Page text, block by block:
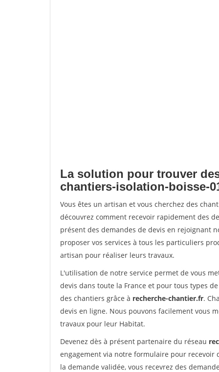
La solution pour trouver
chantiers-isolation-boisse-
Vous êtes un artisan et vous cherchez des
découvrez comment recevoir rapidement des
présent des demandes de devis en rejoignant
proposer vos services à tous les particuliers
artisan pour réaliser leurs travaux.
L'utilisation de notre service permet de vous
devis dans toute la France et pour tous types
des chantiers grâce à recherche-chantier.fr.
devis en ligne. Nous pouvons facilement vous
travaux pour leur Habitat.
Devenez dès à présent partenaire du réseau
engagement via notre formulaire pour recevoir
la demande validée, vous recevrez des